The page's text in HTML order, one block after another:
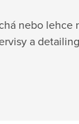
nebo
a